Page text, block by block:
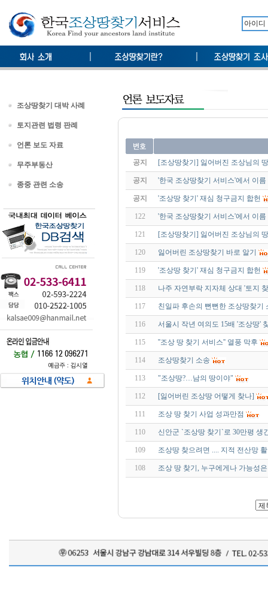
조상땅찾기 대박 사례
토지관련 법령 판례
언론 보도 자료
무주부동산
종중 관련 소송
공지 [조상땅찾기] 잃어버진 조상님의
공지 '한국 조상땅찾기 서비스'에서 이
공지 '조상땅 찾기' 재심 청구금지 합헌
122 '한국 조상땅찾기 서비스'에서 이
121 [조상땅찾기] 잃어버진 조상님의
120 잃어버린 조상땅찾기 바로 알기
119 '조상땅 찾기' 재심 청구금지 합헌
118 나주 자연부락 지자체 상대 '토지
117 친일파 후손의 뻔뻔한 조상땅찾기
116 서울시 작년 여의도 15배 '조상땅'
115 ''조상 땅 찾기 서비스'' 열풍 막후
114 조상땅찾기 소송
113 "조상땅?…남의 땅이야"
112 [잃어버린 조상땅 어떻게 찾나]
111 조상 땅 찾기 사업 성과만점
110 신안군 `조상땅 찾기`로 30만평 생
109 조상땅 찾으려면 .... 지적 전산망
108 조상 땅 찾기, 누구에게나 가능성